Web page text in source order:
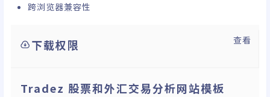
跨浏览器兼容性
下载权限 查看
Tradez 股票和外汇交易分析网站模板